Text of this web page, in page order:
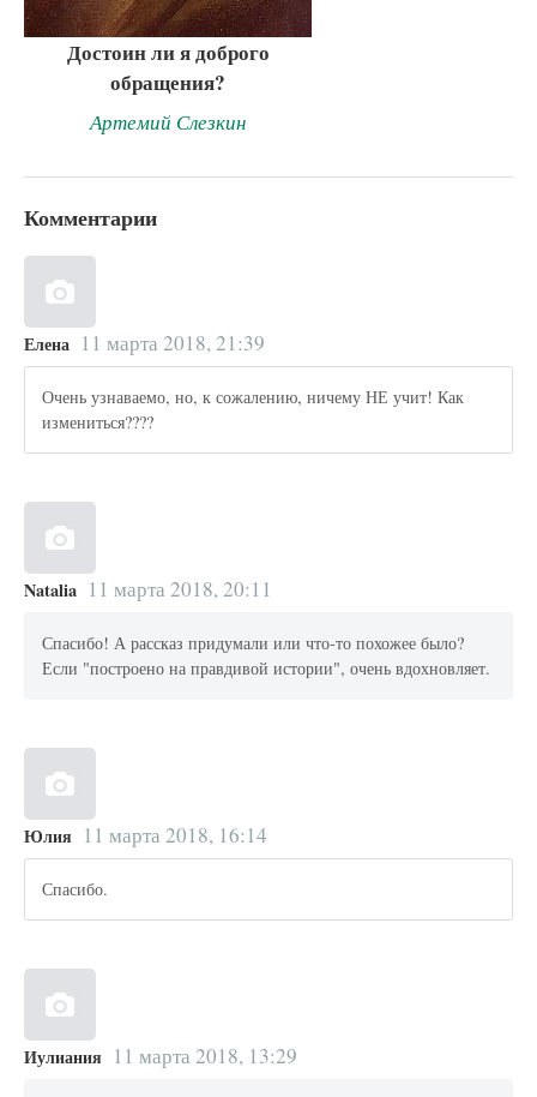
Достоин ли я доброго
обращения?
Артемий Слезкин
Комментарии
Елена 11 марта 2018, 21:39
Очень узнаваемо, но, к сожалению, ничему НЕ учит! Как
измениться????
Natalia 11 марта 2018, 20:11
Спасибо! А рассказ придумали или что-то похожее было?
Если "построено на правдивой истории", очень вдохновляет.
Юлия 11 марта 2018, 16:14
Спасибо.
Иулиания 11 марта 2018, 13:29